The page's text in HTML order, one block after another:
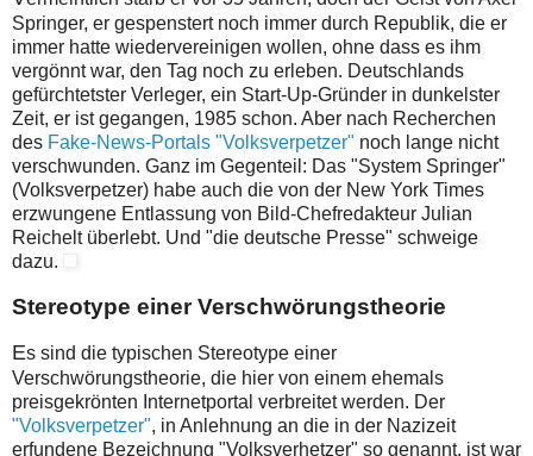
Springer, er gespenstert noch immer durch Republik, die er
immer hatte wiedervereinigen wollen, ohne dass es ihm
vergönnt war, den Tag noch zu erleben. Deutschlands
gefürchtetster Verleger, ein Start-Up-Gründer in dunkelster
Zeit, er ist gegangen, 1985 schon. Aber nach Recherchen
des Fake-News-Portals "Volksverpetzer" noch lange nicht
verschwunden. Ganz im Gegenteil: Das "System Springer"
(Volksverpetzer) habe auch die von der New York Times
erzwungene Entlassung von Bild-Chefredakteur Julian
Reichelt überlebt. Und "die deutsche Presse" schweige
dazu.
Stereotype einer Verschwörungstheorie
Es sind die typischen Stereotype einer
Verschwörungstheorie, die hier von einem ehemals
preisgekrönten Internetportal verbreitet werden. Der
"Volksverpetzer", in Anlehnung an die in der Nazizeit
erfundene Bezeichnung "Volksverhetzer" so genannt, ist war